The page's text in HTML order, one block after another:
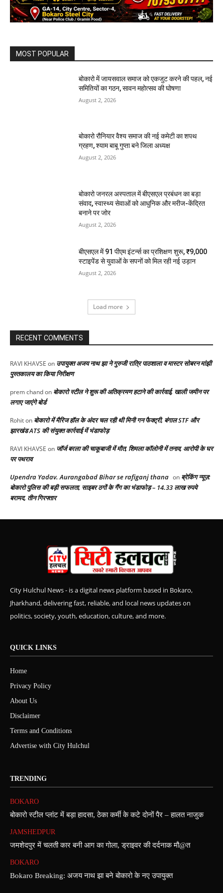
MOST POPULAR
बोकारो में जायसवाल समाज को एकजुट करने की पहल, नई
समितियों का गठन, सावन महोत्सव की घोषणा
August 2, 2026
बोकारो रौनियार वैश्य समाज की नई कमेटी का शपथ
ग्रहण, श्याम बाबू गुप्ता बने जिला अध्यक्ष
August 2, 2026
बोकारो जनरल अस्पताल में बीएसएल प्रबंधन का बड़ा
संवाद, स्वास्थ्य सेवाओं को आधुनिक और मरीज-केंद्रित
बनाने पर जोर
August 2, 2026
बीएसएल में 91 पीएम इंटर्न्स का प्रशिक्षण शुरू, ₹9,000
स्टाइपेंड से युवाओं के सपनों को मिल रही नई उड़ान
August 2, 2026
Load more
RECENT COMMENTS
RAVI KHAVSE on उपायुक्त अजय नाथ झा ने गुरुजी रात्रि पाठशाला व मास्टर सोबरन मांझी
पुस्तकालय का किया निरीक्षण
prem chandon बोकारो स्टील ने शुरू की अतिक्रमण हटाने की कार्रवाई, खाली जमीन पर
लगाए जाएंगे बोर्ड
Rohiton बोकारो में मैरिज हॉल के अंदर चल रही थी मिनी गन फैक्ट्री, बंगाल STF और
झारखंड ATS की संयुक्त कार्रवाई में भंडाफोड़
RAVI KHAVSE on जॉर्ज बरला की चाकूबाजी में मौत, शिमला कॉलोनी में तनाव, आरोपी के घर
पर पथराव
Upendra Yadav. Aurangabad Bihar se rafiganj thana on ब्रेकिंग न्यूज़:
बोकारो पुलिस की बड़ी सफलता, साइबर ठगों के गैंग का भंडाफोड़ – 14.33 लाख रुपये
बरामद, तीन गिरफ्तार
City Hulchul News - is a digital news platform based in Bokaro,
Jharkhand, delivering fast, reliable, and local news updates on
politics, society, youth, education, culture, and more.
QUICK LINKS
Home
Privacy Policy
About Us
Disclaimer
Terms and Conditions
Advertise with City Hulchul
TRENDING
BOKARO
बोकारो स्टील प्लांट में बड़ा हादसा, ठेका कर्मी के कटे दोनों पैर – हालत नाजुक
JAMSHEDPUR
जमशेदपुर में चलती कार बनी आग का गोला, ड्राइवर की दर्दनाक मौ@त
BOKARO
Bokaro Breaking: अजय नाथ झा बने बोकारो के नए उपायुक्त